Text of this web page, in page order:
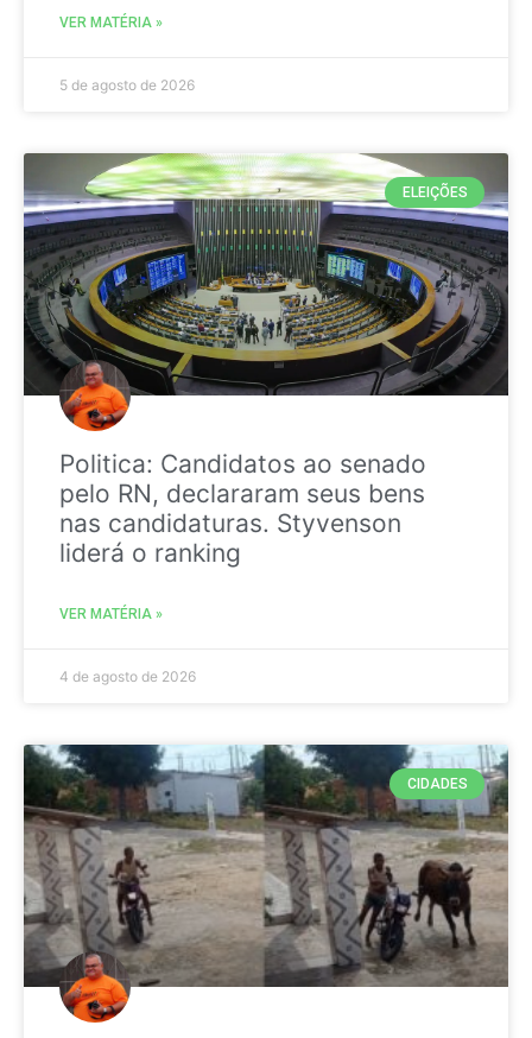
VER MATÉRIA »
5 de agosto de 2026
ELEIÇÕES
Politica: Candidatos ao senado
pelo RN, declararam seus bens
nas candidaturas. Styvenson
liderá o ranking
VER MATÉRIA »
4 de agosto de 2026
CIDADES